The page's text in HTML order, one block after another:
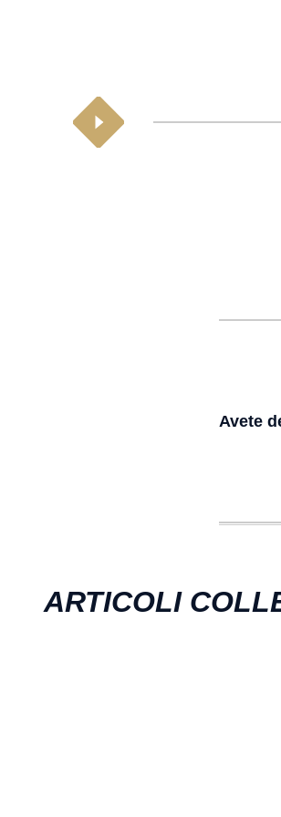
Avete
ARTICOLI